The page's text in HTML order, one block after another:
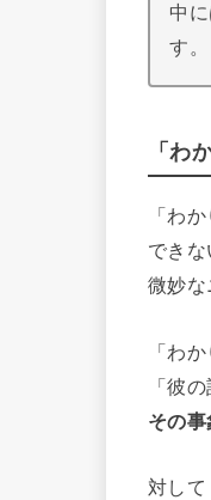
中
す。
「わ
「わ
でき
微妙な
「わ
「彼
その
対し